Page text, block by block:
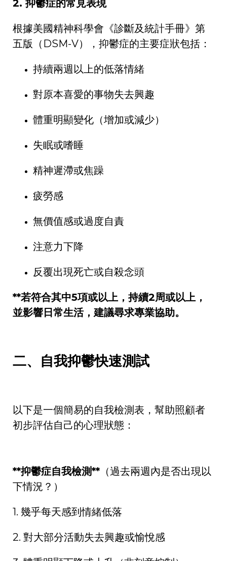
2. 抑鬱症的常見表現
根據美國精神科學會《診斷及統計手冊》第
五版（ DSM-V），抑鬱症的主要症狀包括：
持續兩週以上的低落情緒
對原本喜愛的事物失去興趣
體重明顯變化（增加或減少）
失眠或嗜睡
精神遲滯或焦躁
疲勞感
無價值感或過度自責
注意力下降
反覆出現死亡或自殺念頭
**若符合其中5項或以上，持續2周或以上，
並影響日常生活，建議尋求專業協助。
二、自我抑鬱快速測試
以下是一個簡易的自我檢測表，幫助照顧者
初步評估自己的心理狀態：
**抑鬱症自我檢測** （過去兩週內是否出現以
下情況？）
1. 幾乎每天感到情緒低落
2. 對大部分活動失去興趣或愉悅感